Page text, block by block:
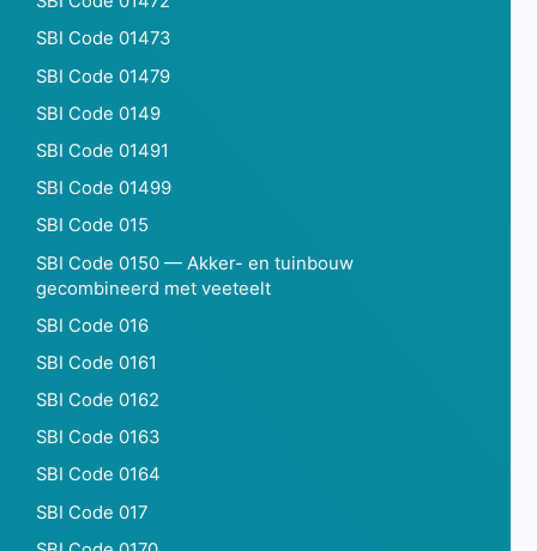
SBI Code 01473
SBI Code 01479
SBI Code 0149
SBI Code 01491
SBI Code 01499
SBI Code 015
SBI Code 0150 — Akker- en tuinbouw
gecombineerd met veeteelt
SBI Code 016
SBI Code 0161
SBI Code 0162
SBI Code 0163
SBI Code 0164
SBI Code 017